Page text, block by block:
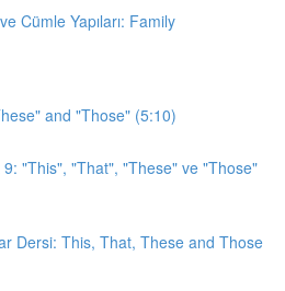
Cümle Yapıları: Family
and "Those" (5:10)
"This", "That", "These" ve "Those"
Dersi: This, That, These and Those